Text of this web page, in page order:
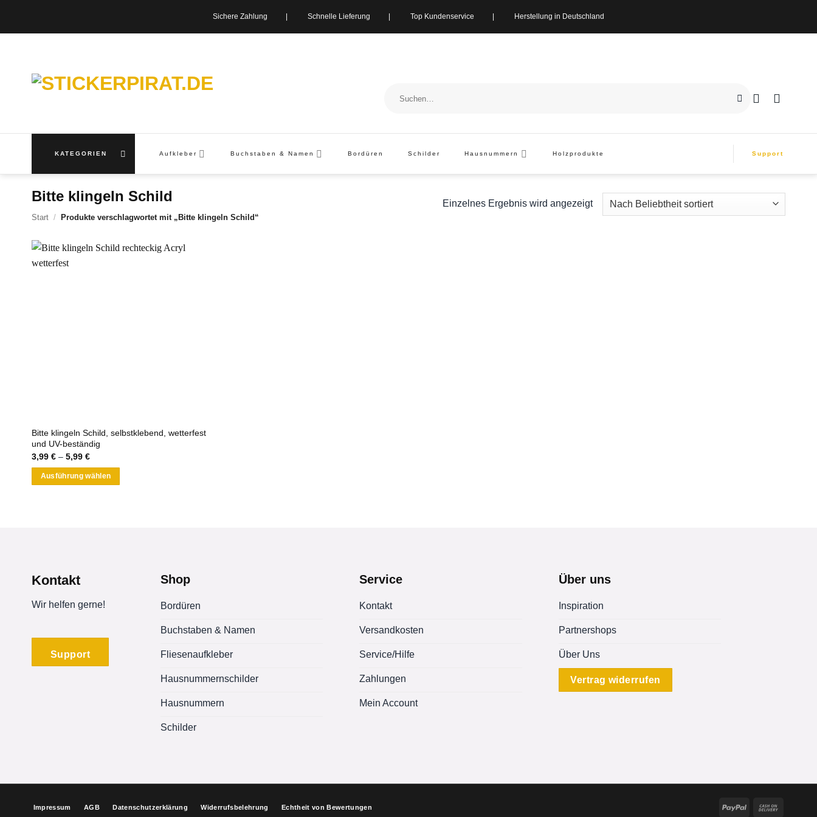
Sichere Zahlung | Schnelle Lieferung | Top Kundenservice | Herstellung in Deutschland
nach:
KATEGORIEN Aufkleber Buchstaben & Namen Bordüren Schilder Hausnummern Holzprodukte Support
Bitte klingeln Schild
Start / Produkte verschlagwortet mit „Bitte klingeln Schild“
Einzelnes Ergebnis wird angezeigt
Bitte klingeln Schild, selbstklebend, wetterfest
und UV-beständig
3,99 €– 5,99 €
Ausführung wählen
Die
können
gewählt
Kontakt
Wir helfen gerne!
Support
Shop
Bordüren
Buchstaben & Namen
Fliesenaufkleber
Hausnummernschilder
Hausnummern
Schilder
Service
Kontakt
Versandkosten
Service/Hilfe
Zahlungen
Mein Account
Über uns
Inspiration
Partnershops
Über Uns
Vertrag widerrufen
Impressum AGB Datenschutzerklärung Widerrufsbelehrung Echtheit von Bewertungen PayPal